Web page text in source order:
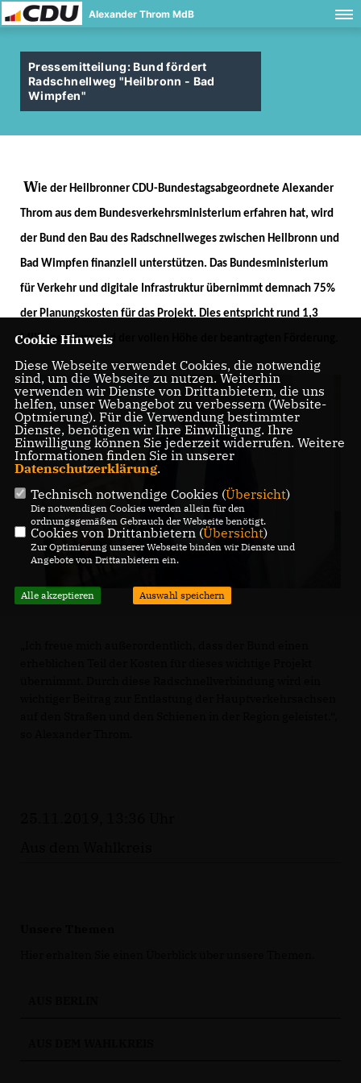
Alexander Throm MdB
Pressemitteilung: Bund fördert
Radschnellweg "Heilbronn - Bad
Wimpfen"
Wie der Heilbronner CDU-Bundestagsabgeordnete Alexander
Throm aus dem Bundesverkehrsministerium erfahren hat, wird
der Bund den Bau des Radschnellweges zwischen Heilbronn und
Bad Wimpfen finanziell unterstützen. Das Bundesministerium
für Verkehr und digitale Infrastruktur übernimmt demnach 75%
der Planungskosten für das Projekt. Dies entspricht rund 1,3
Millionen Euro und der vollen Höhe der beantragten Förderung.
Cookie Hinweis
Diese Webseite verwendet Cookies, die notwendig
sind, um die Webseite zu nutzen. Weiterhin
verwenden wir Dienste von Drittanbietern, die uns
helfen, unser Webangebot zu verbessern (Website-
Optmierung). Für die Verwendung bestimmter
Dienste, benötigen wir Ihre Einwilligung. Ihre
Einwilligung können Sie jederzeit widerrufen. Weitere
Informationen finden Sie in unserer
Datenschutzerklärung.
Technisch notwendige Cookies (Übersicht)
Die notwendigen Cookies werden allein für den
ordnungsgemäßen Gebrauch der Webseite benötigt.
Cookies von Drittanbietern (Übersicht)
Zur Optimierung unserer Webseite binden wir Dienste und
Angebote von Drittanbietern ein.
Alle akzeptieren Auswahl speichern